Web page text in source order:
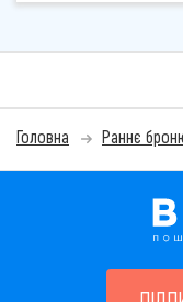
Головна Раннє